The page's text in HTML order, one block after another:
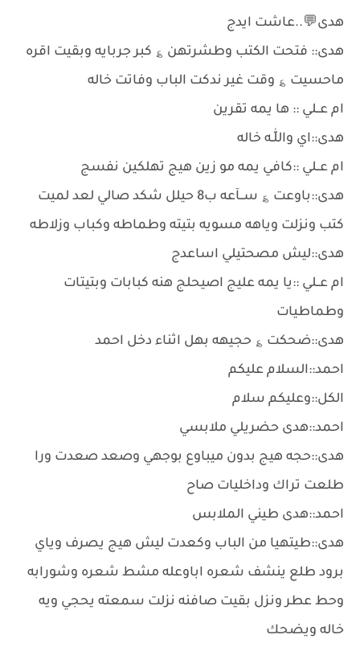
هدى💬..عاشت ايدج
هدى:: فتحت الكتب وطشرتهن ؏ كبر جربايه وبقيت اقره
ماحسيت ؏ وقت غير ندكت الباب وفاتت خاله
ام عــلي :: ها يمه تقرين
هدى::اي واللّٰـه خاله
ام عــلي ::كافي يمه مو زين هيج تهلكين نفسج
هدى::باوعت ؏ ســآعه ب8 حيلل شكد صالي لعد لميت
كتب ونزلت وياهه مسويه بتيته وطماطه وكباب وزلاطه
هدى::ليش مصحتيلي اساعدج
ام عــلي ::يا يمه عليج اصيحلج هنه كبابات وبتيتات
وطماطيات
هدى::ضحكت ؏ حجيهه بهل اثناء دخل احمد
احمد::السلام عليكم
الكل::وعليكم سلام
احمد::هدى حضريلي ملابسي
هدى::حجه هيج بدون ميباوع بوجهي وصعد صعدت ورا
طلعت تراك وداخليات صاح
احمد::هدى طيني الملابس
هدى::طيتهيا من الباب وكعدت ليش هيج يصرف وياي
برود طلع ينشف شعره اباوعله مشط شعره وشورابه
وحط عطر ونزل بقيت صافنه نزلت سمعته يحجي ويه
خاله ويضحك